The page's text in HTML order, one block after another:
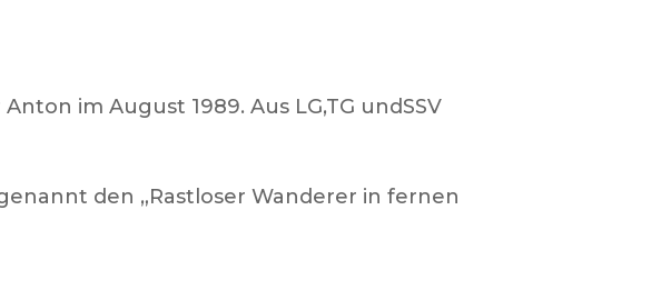
im August 1989. Aus LG,TG undSSV
den „Rastloser Wanderer in fernen